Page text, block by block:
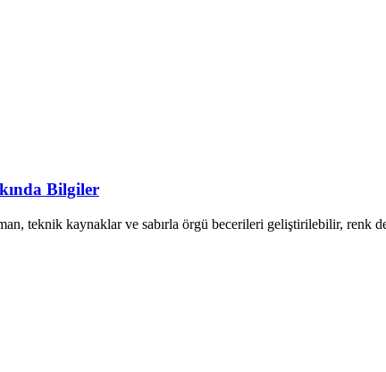
Bilgiler
teknik kaynaklar ve sabırla örgü becerileri geliştirilebilir, renk